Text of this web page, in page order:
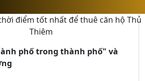
điểm tốt nhất để thuê căn hộ Thủ
Thiêm
phố trong thành phố" và